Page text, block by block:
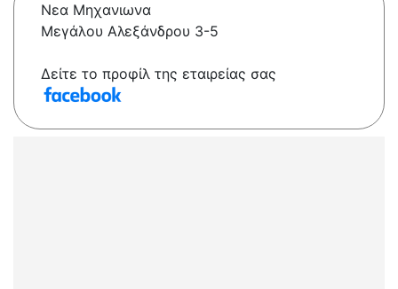
Νεα Μηχανιωνα
Μεγάλου Αλεξάνδρου 3-5
Δείτε το προφίλ της εταιρείας σας